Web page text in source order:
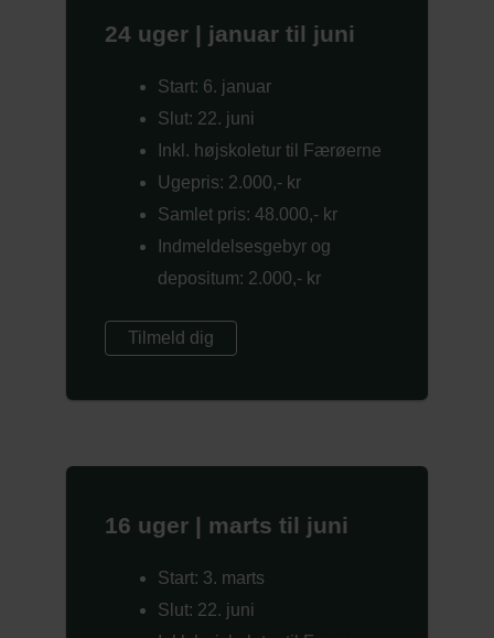
24 uger | januar til juni
Start: 6. januar
Slut: 22. juni
Inkl. højskoletur til Færøerne
Ugepris: 2.000,- kr
Samlet pris: 48.000,- kr
Indmeldelsesgebyr og
depositum: 2.000,- kr
Tilmeld dig
16 uger | marts til juni
Start: 3. marts
Slut: 22. juni